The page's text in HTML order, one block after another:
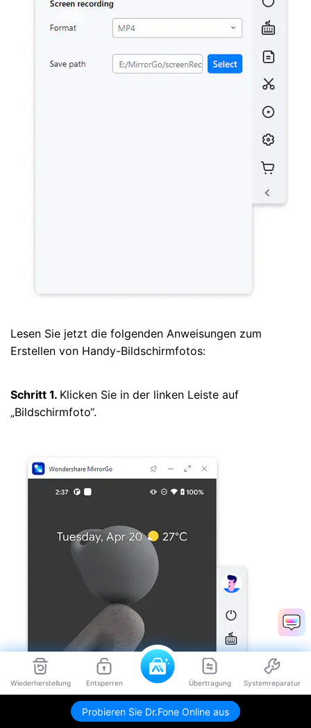
Wiederherstellung Entsperren Übertragung Systemreparatur
Probieren Sie Dr.Fone Online aus
Lesen Sie jetzt die folgenden Anweisungen zum
Erstellen von Handy-Bildschirmfotos:
Schritt 1. Klicken Sie in der linken Leiste auf
„Bildschirmfoto“.